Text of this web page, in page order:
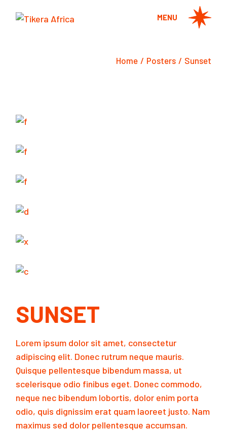
MENU
Home Posters Sunset
SUNSET
Lorem ipsum dolor sit amet, consectetur
adipiscing elit. Donec rutrum neque mauris.
Quisque pellentesque bibendum massa, ut
scelerisque odio finibus eget. Donec commodo,
neque nec bibendum lobortis, dolor enim porta
odio, quis dignissim erat quam laoreet justo. Nam
maximus sed dolor pellentesque accumsan.